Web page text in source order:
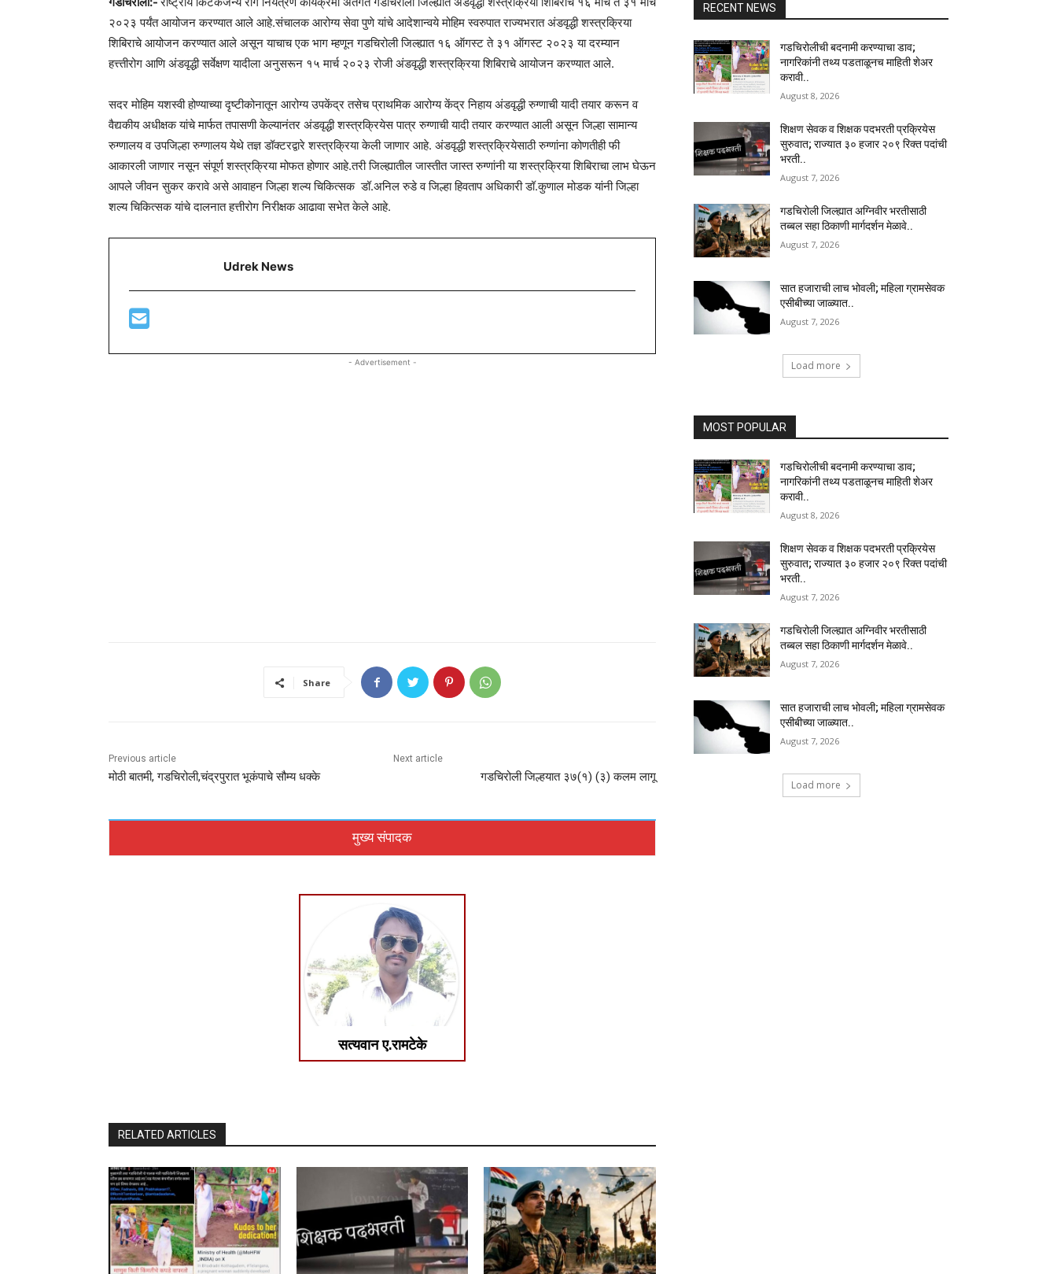
२०२३ पर्यंत आयोजन करण्यात आले आहे.संचालक आरोग्य सेवा पुणे यांचे आदेशान्वये मोहिम स्वरुपात राज्यभरात अंडवृद्धी शस्त्रक्रिया
शिबिराचे आयोजन करण्यात आले असून याचाच एक भाग म्हणून गडचिरोली जिल्ह्यात १६ ऑगस्ट ते ३१ ऑगस्ट २०२३ या दरम्यान
हत्त्तीरोग आणि अंडवृद्धी सर्वेक्षण यादीला अनुसरून १५ मार्च २०२३ रोजी अंडवृद्धी शस्त्रक्रिया शिबिराचे आयोजन करण्यात आले.
सदर मोहिम यशस्वी होण्याच्या दृष्टीकोनातून आरोग्य उपकेंद्र तसेच प्राथमिक आरोग्य केंद्र निहाय अंडवृद्धी रुग्णाची यादी तयार करून व
वैद्यकीय अधीक्षक यांचे मार्फत तपासणी केल्यानंतर अंडवृद्धी शस्त्रक्रियेस पात्र रुग्णाची यादी तयार करण्यात आली असून जिल्हा सामान्य
रुग्णालय व उपजिल्हा रुग्णालय येथे तज्ञ डॉक्टरद्वारे शस्त्रक्रिया केली जाणार आहे. अंडवृद्धी शस्त्रक्रियेसाठी रुग्णांना कोणतीही फी
आकारली जाणार नसून संपूर्ण शस्त्रक्रिया मोफत होणार आहे.तरी जिल्ह्यातील जास्तीत जास्त रुग्णांनी या शस्त्रक्रिया शिबिराचा लाभ घेऊन
आपले जीवन सुकर करावे असे आवाहन जिल्हा शल्य चिकित्सक डॉ.अनिल रुडे व जिल्हा हिवताप अधिकारी डॉ.कुणाल मोडक यांनी जिल्हा
शल्य चिकित्सक यांचे दालनात हत्तीरोग निरीक्षक आढावा सभेत केले आहे.
Udrek News
- Advertisement -
Share
Previous article
मोठी बातमी, गडचिरोली,चंद्रपुरात भूकंपाचे सौम्य धक्के
Next article
गडचिरोली जिल्हयात ३७(१) (३) कलम लागू
मुख्य संपादक
सत्यवान ए.रामटेके
RELATED ARTICLES
RECENT NEWS
गडचिरोलीची बदनामी करण्याचा डाव;
नागरिकांनी तथ्य पडताळूनच माहिती शेअर
करावी..
August 8, 2026
शिक्षण सेवक व शिक्षक पदभरती प्रक्रियेस
सुरुवात; राज्यात ३० हजार २०९ रिक्त पदांची
भरती..
August 7, 2026
गडचिरोली जिल्ह्यात अग्निवीर भरतीसाठी
तब्बल सहा ठिकाणी मार्गदर्शन मेळावे..
August 7, 2026
सात हजाराची लाच भोवली; महिला ग्रामसेवक
एसीबीच्या जाळ्यात..
August 7, 2026
Load more
MOST POPULAR
गडचिरोलीची बदनामी करण्याचा डाव;
नागरिकांनी तथ्य पडताळूनच माहिती शेअर
करावी..
August 8, 2026
शिक्षण सेवक व शिक्षक पदभरती प्रक्रियेस
सुरुवात; राज्यात ३० हजार २०९ रिक्त पदांची
भरती..
August 7, 2026
गडचिरोली जिल्ह्यात अग्निवीर भरतीसाठी
तब्बल सहा ठिकाणी मार्गदर्शन मेळावे..
August 7, 2026
सात हजाराची लाच भोवली; महिला ग्रामसेवक
एसीबीच्या जाळ्यात..
August 7, 2026
Load more